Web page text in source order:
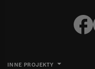
INNE PROJEKTY